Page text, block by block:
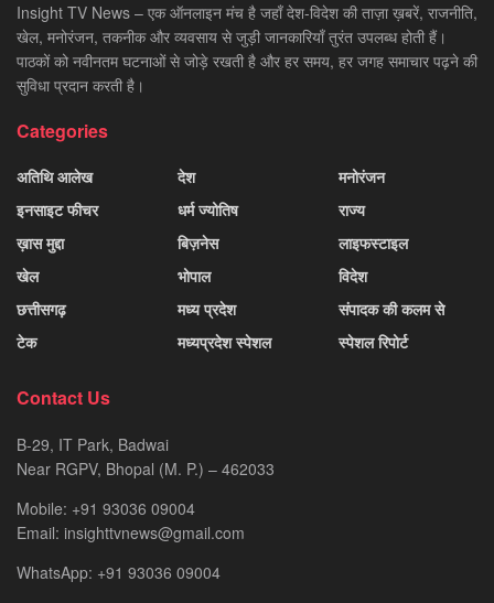
Insight TV News – एक ऑनलाइन मंच है जहाँ देश-विदेश की ताज़ा ख़बरें, राजनीति,
खेल, मनोरंजन, तकनीक और व्यवसाय से जुड़ी जानकारियाँ तुरंत उपलब्ध होती हैं।
पाठकों को नवीनतम घटनाओं से जोड़े रखती है और हर समय, हर जगह समाचार पढ़ने की
सुविधा प्रदान करती है।
Categories
अतिथि आलेख
इनसाइट फीचर
ख़ास मुद्दा
खेल
छत्तीसगढ़
टेक
देश
धर्म ज्योतिष
बिज़नेस
भोपाल
मध्य प्रदेश
मध्यप्रदेश स्पेशल
मनोरंजन
राज्य
लाइफस्टाइल
विदेश
संपादक की कलम से
स्पेशल रिपोर्ट
Contact Us
B-29, IT Park, Badwai
Near RGPV, Bhopal (M. P.) – 462033
Mobile: +91 93036 09004
Email: insighttvnews@gmail.com
WhatsApp: +91 93036 09004